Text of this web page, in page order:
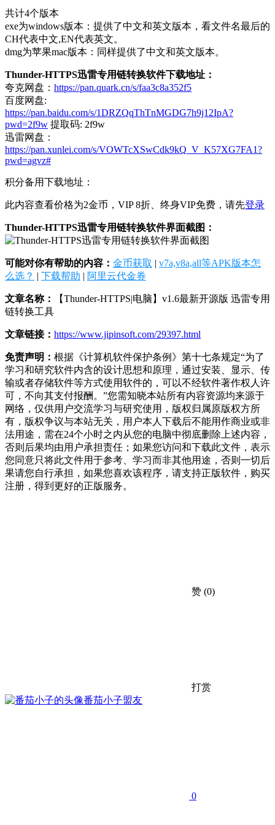
共计4个版本
exe为windows版本：提供了中文和英文版本，看文件名最后的
CH代表中文,EN代表英文。
dmg为苹果mac版本：同样提供了中文和英文版本。
Thunder-HTTPS迅雷专用链转换软件下载地址：
夸克网盘： https://pan.quark.cn/s/faa3c8a352f5
百度网盘:
https://pan.baidu.com/s/1DRZQqThTnMGDG7h9j12IpA?
pwd=2f9w 提取码: 2f9w
迅雷网盘：
https://pan.xunlei.com/s/VOWTcXSwCdk9kQ_V_K57XG7FA1?
pwd=agvz#
积分备用下载地址：
此内容查看价格为2金币，VIP 8折、终身VIP免费，请先登录
Thunder-HTTPS迅雷专用链转换软件界面截图：
可能对你有帮助的内容： 金币获取 | v7a,v8a,all等APK版本怎
么选？ | 下载帮助 | 阿里云代金券
文章名称：
【Thunder-HTTPS|电脑】v1.6最新开源版 迅雷专用
链转换工具
文章链接： https://www.jipinsoft.com/29397.html
免责声明： 根据《计算机软件保护条例》第十七条规定“为了
学习和研究软件内含的设计思想和原理，通过安装、显示、传
输或者存储软件等方式使用软件的，可以不经软件著作权人许
可，不向其支付报酬。”您需知晓本站所有内容资源均来源于
网络，仅供用户交流学习与研究使用，版权归属原版权方所
有，版权争议与本站无关，用户本人下载后不能用作商业或非
法用途，需在24个小时之内从您的电脑中彻底删除上述内容，
否则后果均由用户承担责任；如果您访问和下载此文件，表示
您同意只将此文件用于参考、学习而非其他用途，否则一切后
果请您自行承担，如果您喜欢该程序，请支持正版软件，购买
注册，得到更好的正版服务。
赞 (0)
打赏
番茄小子盟友
0